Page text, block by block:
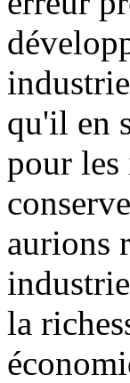
qu'il en
pour les
aurions
la